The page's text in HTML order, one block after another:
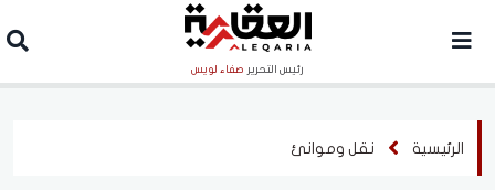
رئيس التحرير صفاء لويس
الرئيسية نقل وموانئ